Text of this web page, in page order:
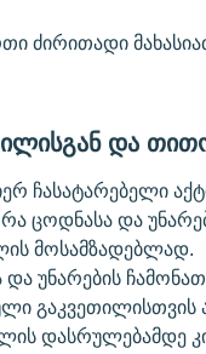
ძირითადი
და
ჩასატარებელი
რა ცოდნასა და
მოსამზადებლად.
და უნარების
გაკვეთილისთვის
დასრულებამდე